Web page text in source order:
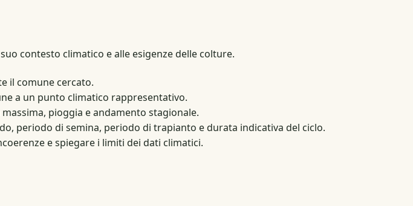
contesto climatico e alle esigenze delle colture.
il comune cercato.
a un punto climatico rappresentativo.
pioggia e andamento stagionale.
periodo di semina, periodo di trapianto e durata indicativa del ciclo.
e spiegare i limiti dei dati climatici.